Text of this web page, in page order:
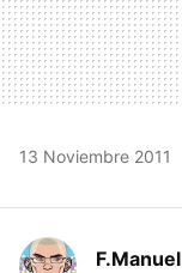
13 Noviembre 2011
F.Manuel